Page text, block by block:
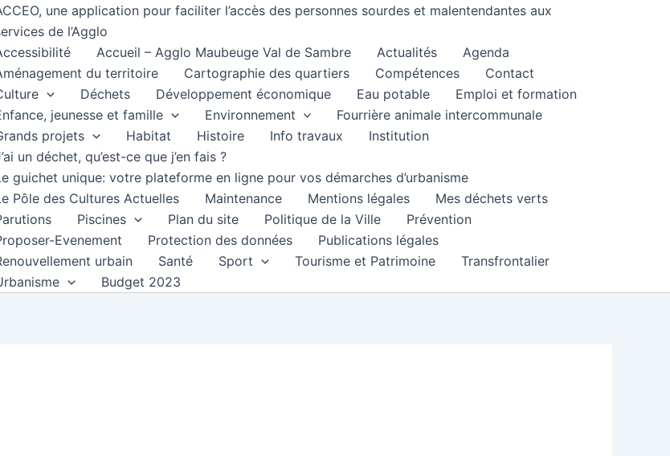
une application pour faciliter l’accès des personnes sourdes et malentendantes aux
de l’Agglo
Accueil – Agglo Maubeuge Val de Sambre Actualités
Agenda
du territoire
Cartographie des quartiers Compétences
Contact
Déchets Développement économique Eau potable
Emploi et formation
jeunesse et famille
Environnement
Fourrière animale intercommunale
projets
Habitat Histoire Info travaux
Institution
un déchet, qu’est-ce que j’en fais ?
guichet unique: votre plateforme en ligne pour vos démarches d’urbanisme
Pôle des Cultures Actuelles
Maintenance Mentions légales
Mes déchets verts
Piscines Plan du site Politique de la Ville
Prévention
Evenement
Protection des données
Publications légales
urbain
Santé Sport Tourisme et Patrimoine
Transfrontalier
Budget 2023